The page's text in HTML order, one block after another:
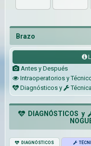
Brazo
Antes y Después
Intraoperatorios y
Diagnósticos y
DIAGNÓSTICOS y
DIAGNÓSTICOS